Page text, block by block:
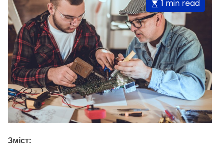
E
s
i
m
a
t
e
d
r
e
1 min read
Зміст: